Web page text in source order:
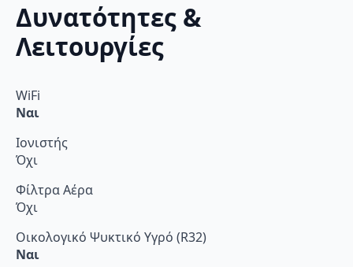
Δυνατότητες &
Λειτουργίες
WiFi
Ναι
Ιονιστής
Όχι
Φίλτρα Αέρα
Όχι
Οικολογικό Ψυκτικό Υγρό (R32)
Ναι